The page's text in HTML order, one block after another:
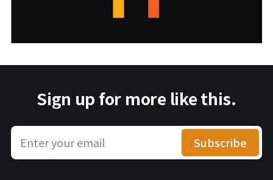
Sign up for more like this.
Enter your email Subscribe